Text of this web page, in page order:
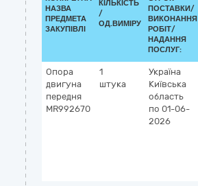
НАЗВА
ПРЕДМЕТА
ЗАКУПІВЛІ
КІЛЬКІСТЬ
/
ОД.ВИМІРУ
ПОСТАВКИ/
ВИКОНАННЯ
РОБІТ/
НАДАННЯ
ПОСЛУГ:
Опора
двигуна
передня
MR992670
1
штука
Україна
Київська
область
по 01-06-
2026